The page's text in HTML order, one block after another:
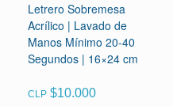
Letrero Sobremesa
Acrílico | Lavado de
Manos Mínimo 20-40
Segundos | 16×24 cm
CLP $10.000